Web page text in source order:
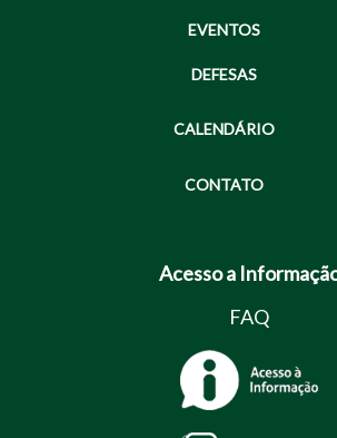
EVENTOS
DEFESAS
CALENDÁRIO
CONTATO
Acesso a
FAQ